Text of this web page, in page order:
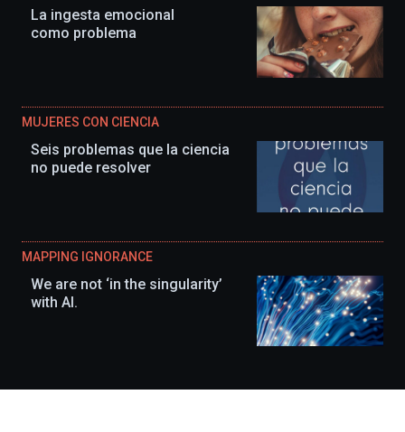
La ingesta emocional
como problema
MUJERES CON CIENCIA
Seis problemas que la ciencia
no puede resolver
MAPPING IGNORANCE
We are not ‘in the singularity’
with AI.